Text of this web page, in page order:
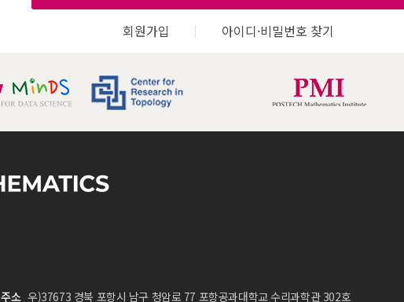
회원가입 아이디·비밀번호 찾기
주소 우)37673 경북 포항시 남구 청암로 77 포항공과대학교 수리과학관 302호